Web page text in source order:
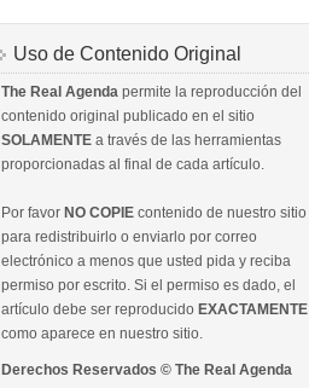
Uso de Contenido Original
The Real Agenda permite la reproducción del
contenido original publicado en el sitio
SOLAMENTE a través de las herramientas
proporcionadas al final de cada artículo.
Por favor NO COPIE contenido de nuestro sitio
para redistribuirlo o enviarlo por correo
electrónico a menos que usted pida y reciba
permiso por escrito. Si el permiso es dado, el
artículo debe ser reproducido EXACTAMENTE
como aparece en nuestro sitio.
Derechos Reservados © The Real Agenda